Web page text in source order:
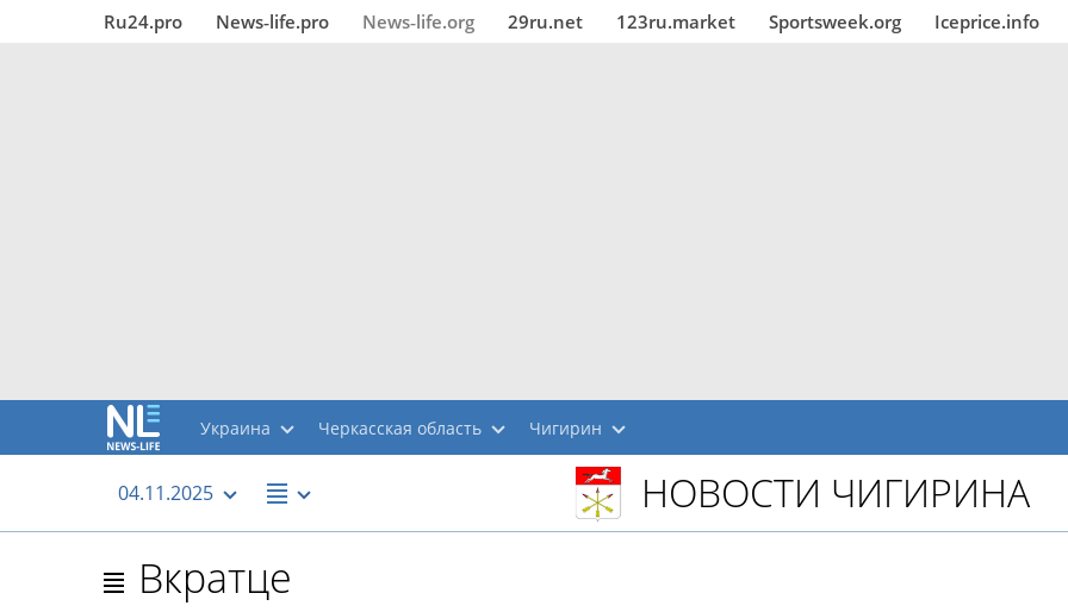
Ru24.pro News‑life.pro News‑life.org 29ru.net 123ru.market Sportsweek.org Iceprice.info
Украина Черкасская область Чигирин
04.11.2025 НОВОСТИ ЧИГИРИНА
Вкратце